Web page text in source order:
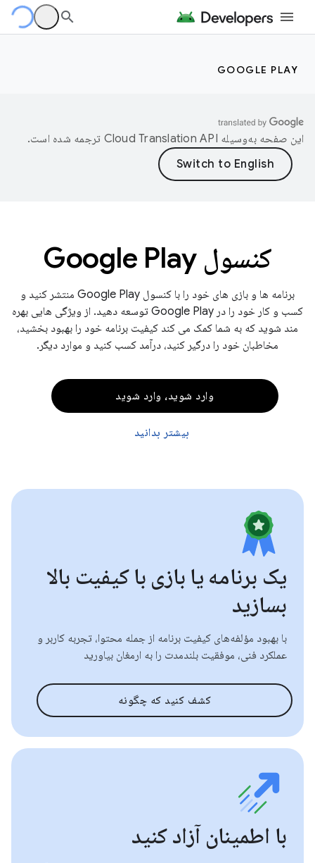
GOOGLE PLAY
این صفحه به‌وسیله ترجمه شده است.
کنسول Google Play
برنامه ها و بازی های خود را با کنسول Google Play منتشر کنید و
کسب و کار خود را در Google Play توسعه دهید. از ویژگی هایی بهره
مند شوید که به شما کمک می کند کیفیت برنامه خود را بهبود بخشید،
مخاطبان خود را درگیر کنید، درآمد کسب کنید و موارد دیگر.
وارد شوید، وارد شوید
بیشتر بدانید
یک برنامه یا بازی با کیفیت بالا
بسازید
با بهبود مؤلفه‌های کیفیت برنامه از جمله محتوا، تجربه کاربر و
عملکرد فنی، موفقیت بلندمدت را به ارمغان بیاورید
کشف کنید که چگونه
با اطمینان آزاد کنید